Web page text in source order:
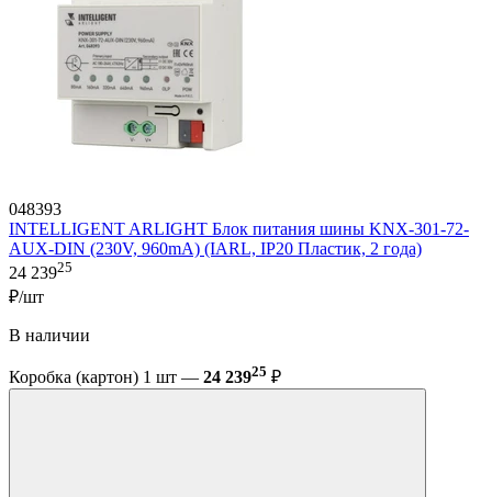
048393
INTELLIGENT ARLIGHT Блок питания шины KNX-301-72-
AUX-DIN (230V, 960mA) (IARL, IP20 Пластик, 2 года)
24 23925
₽/шт
В наличии
Коробка (картон) 1 шт — 24 23925 ₽